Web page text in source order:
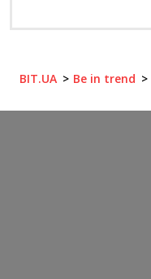
BIT.UA Be in trend